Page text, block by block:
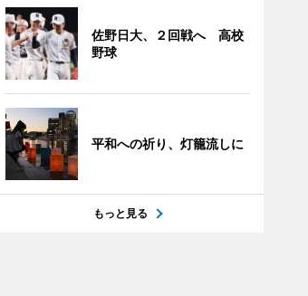
佐野日大、２回戦へ 高校
野球
平和への祈り、灯籠流しに
もっと見る